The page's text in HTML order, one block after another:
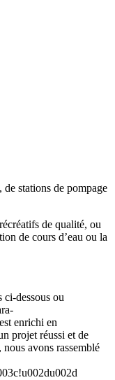
de stations de pompage
de qualité, ou
de cours d’eau ou la
ci-dessous ou
enrichi en
projet réussi et de
avons rassemblé